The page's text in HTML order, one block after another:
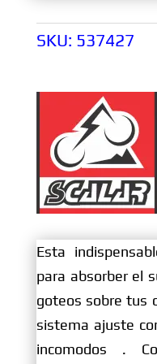
SKU: 537427
Esta
para absorber el
goteos sobre tus
sistema ajuste
incomodos .